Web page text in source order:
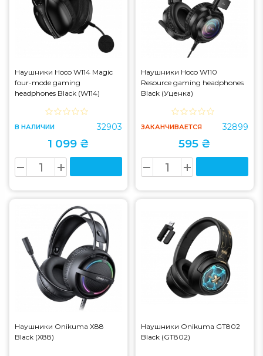
Наушники Hoco W114 Magic
four-mode gaming
headphones Black (W114)
В НАЛИЧИИ 32903
1 099 ₴
Наушники Hoco W110
Resource gaming headphones
Black (Уценка)
ЗАКАНЧИВАЕТСЯ 32899
595 ₴
Наушники Onikuma X88
Black (X88)
Наушники Onikuma GT802
Black (GT802)